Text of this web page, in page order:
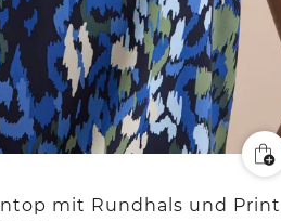
mit Rundhals und Print